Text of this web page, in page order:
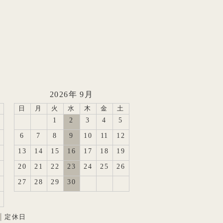
2026年 9月
日 月 火 水 木 金 土
1 2 3 4 5
6 7 8 9 10 11 12
13 14 15 16 17 18 19
20 21 22 23 24 25 26
27 28 29 30
定休日